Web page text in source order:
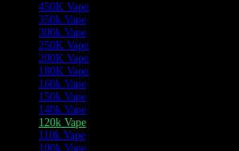
450K Vape
350k Vape
300k Vape
250K Vape
200K Vape
180K Vape
160k Vape
150k Vape
140k Vape
120k Vape
110k Vape
100k Vape